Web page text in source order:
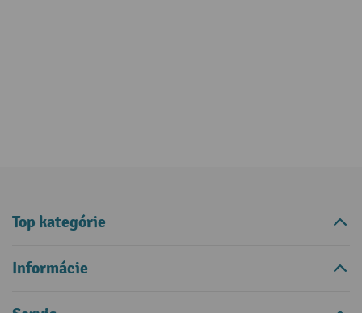
Top kategórie
Informácie